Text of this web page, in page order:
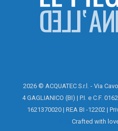
2026 © ACQUATEC S.r.l. - Via
4 GAGLIANICO (BI) | P.I. e C.F.
1621370020 | REA BI -12202 |
Crafted with